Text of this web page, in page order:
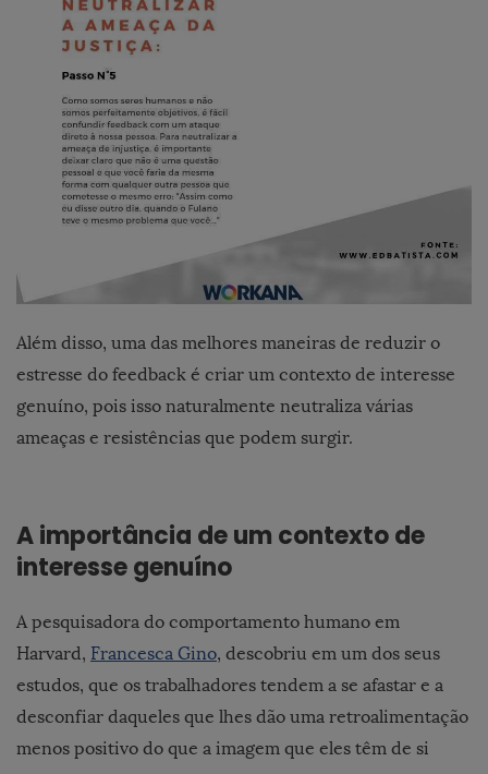
Além disso, uma das melhores maneiras de reduzir o
estresse do feedback é criar um contexto de interesse
genuíno, pois isso naturalmente neutraliza várias
ameaças e resistências que podem surgir.
A importância de um contexto de
interesse genuíno
A pesquisadora do comportamento humano em
Harvard, Francesca Gino, descobriu em um dos seus
estudos, que os trabalhadores tendem a se afastar e a
desconfiar daqueles que lhes dão uma retroalimentação
menos positivo do que a imagem que eles têm de si